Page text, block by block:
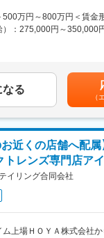
して、機能変更の業務影
意思決定と推進を担える
られる
電子カルテ・レセコンシ
解決しつづけ、より良い
社会課題のなかでも法
取り組む難易度の高い「
ます。 主な事業として
レセプトシステム「
システム）を開発・販売
Henryで改善し、高齢化
、今後中小病院をメイン
ます。
pacs
像ネットワークシステム
対応など。医療現場の「
ナルです。
田原にある研修センター
技術を学び、先輩社員と
ャッチアップいただけます
500万円～800万円＜賃金
）：275,000円～350,000
社8年・経験11年、手当
金額であり、選考を通じ
)は固定手当を含めた表記
なる
（
お近くの店舗へ配
トレンズ専門店ア
イリング合同会社
ム上場ＨＯＹＡ株式会社